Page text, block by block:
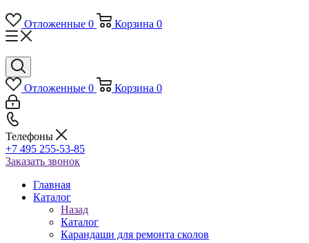
Отложенные 0 Корзина 0
Отложенные 0 Корзина 0
Телефоны
+7 495 255-53-85
Заказать звонок
Главная
Каталог
Назад
Каталог
Карандаши для ремонта сколов